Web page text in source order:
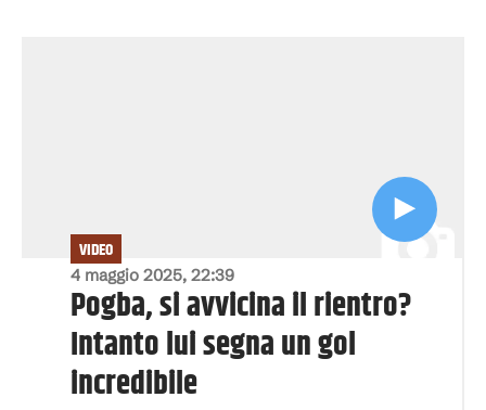
4 maggio 2025, 22:39
VIDEO
Pogba, si avvicina il rientro?
Intanto lui segna un gol
incredibile